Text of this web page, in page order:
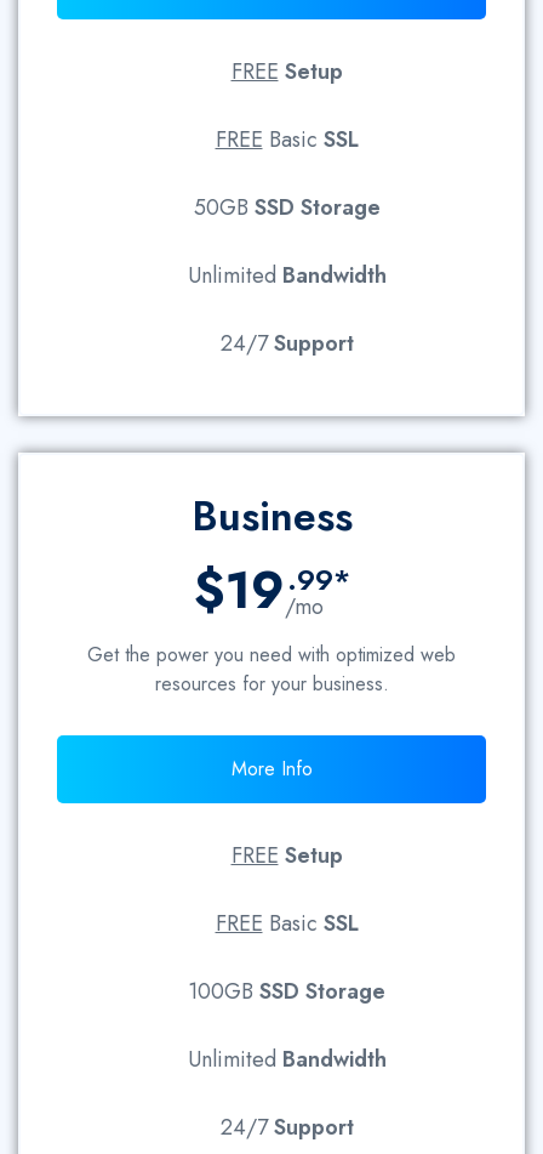
FREE Setup
FREE Basic SSL
50GB SSD Storage
Unlimited Bandwidth
24/7Support
Business
$19/mo
.99*
Get the power you need with optimized web
resources for your business.
More Info
FREE Setup
FREE Basic SSL
100GB SSD Storage
Unlimited Bandwidth
24/7Support